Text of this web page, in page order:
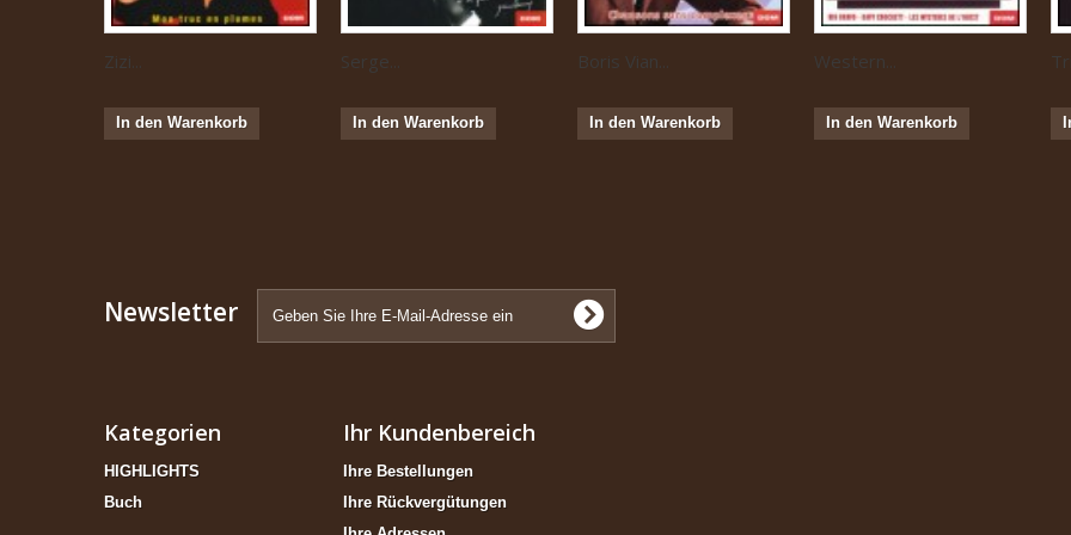
Zizi...
In den Warenkorb
Serge...
In den Warenkorb
Boris Vian...
In den Warenkorb
Western...
In den Warenkorb
Newsletter
Kategorien
HIGHLIGHTS
Buch
Ihr Kundenbereich
Ihre Bestellungen
Ihre Rückvergütungen